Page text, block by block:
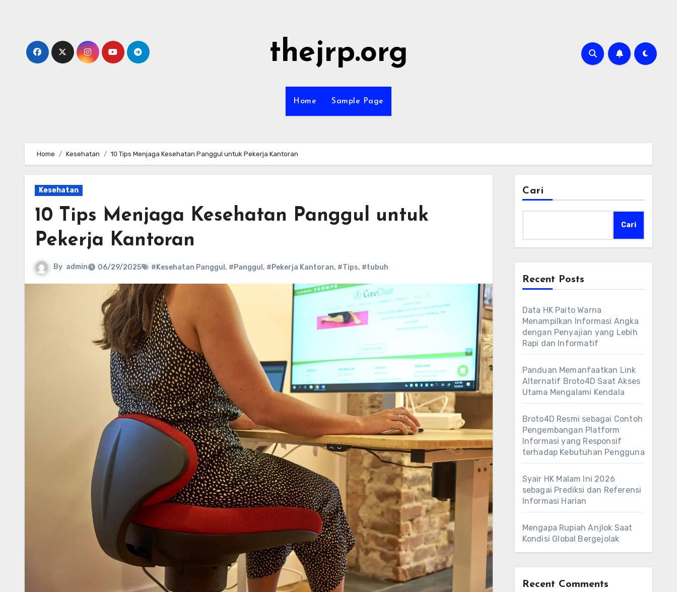
thejrp.org
Home Sample Page
Home Kesehatan 10 Tips Menjaga Kesehatan Panggul untuk Pekerja Kantoran
Kesehatan
10 Tips Menjaga Kesehatan Panggul untuk
Pekerja Kantoran
By admin 06/29/2025 #Kesehatan Panggul , #Panggul , #Pekerja Kantoran, #Tips, #tubuh
Cari
Cari
Recent Posts
Data HK Paito Warna
Menampilkan Informasi Angka
dengan Penyajian yang Lebih
Rapi dan Informatif
Panduan Memanfaatkan Link
Alternatif Broto4D Saat Akses
Utama Mengalami Kendala
Broto4D Resmi sebagai Contoh
Pengembangan Platform
Informasi yang Responsif
terhadap Kebutuhan Pengguna
Syair HK Malam Ini 2026
sebagai Prediksi dan Referensi
Informasi Harian
Mengapa Rupiah Anjlok Saat
Kondisi Global Bergejolak
Recent Comments